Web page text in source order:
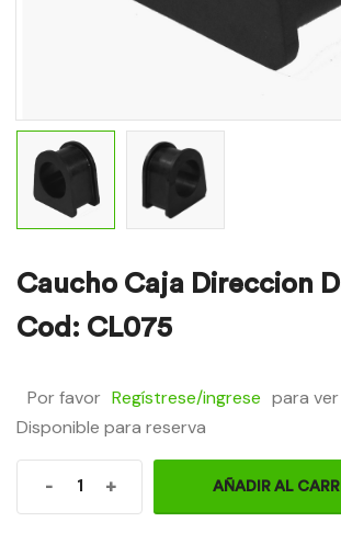
Caucho Caja Direccion
Cod: CL075
Por favor Regístrese/ingrese para
Disponible para reserva
- + AÑADIR AL